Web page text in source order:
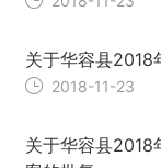
关于华容县2018
2018-11-23
关于华容县2018